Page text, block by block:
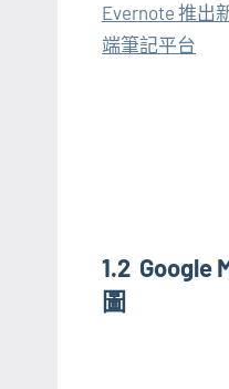
Evernote 推出
端筆記平台
1.2 Google
圖